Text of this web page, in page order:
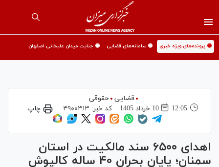
🟡 پرونده‌های ویژه خبری 🟡 سامانه‌های قضایی 🟡 جنایت میدان علیخانی اصفهان
قضایی حقوقی
12:05
10 خرداد 1405 کد خبر: ۴۹۰۰۳۱۳ چاپ
اهدای ۶۵۰۰ سند مالکیت در استان
سمنان؛ پایان بحران ۴۰ ساله کالپوش